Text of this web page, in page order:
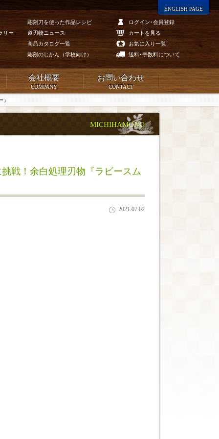
リー
彫刻刀を使った作品レシピ
道刃物ニュース
商品カタログ一覧
彫刻のじかん（学校向け）
ログイン･会員登録
カートを見る
お気に入り一覧
送料･手数料について
ENGLISH PAGE
会社概要
COMPANY
お問い合わせ
CONTACT
MICHIHAMONO
戦！余白処理刃物『ラビースム
2021.07.02